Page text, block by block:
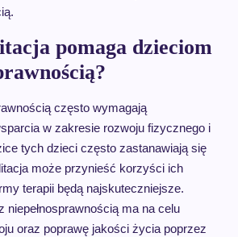
pomaga dzieciom
często wymagają
w zakresie rozwoju fizycznego i
tych dzieci często zastanawiają się
może przynieść korzyści ich
terapii będą najskuteczniejsze.
niepełnosprawnością ma na celu
oraz poprawę jakości życia poprzez